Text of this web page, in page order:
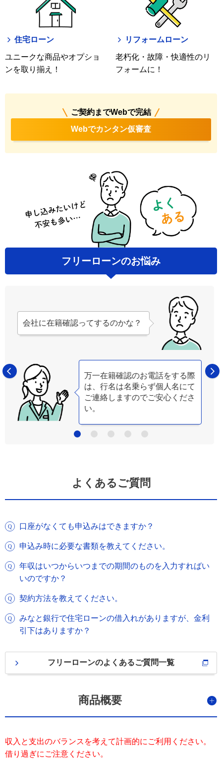
住宅ローン
ユニークな商品やオプショ
ンを取り揃え！
リフォームローン
老朽化・故障・快適性のリ
フォームに！
ご契約までWebで完結
Webでカンタン仮審査
フリーローンのお悩み
会社に在籍確認ってするのかな？
万一在籍確認のお電話をする際
は、行名は名乗らず個人名にて
ご連絡しますのでご安心くださ
い。
よくあるご質問
口座がなくても申込みはできますか？
申込み時に必要な書類を教えてください。
年収はいつからいつまでの期間のものを入力すればい
いのですか？
契約方法を教えてください。
みなと銀行で住宅ローンの借入れがありますが、金利
引下はありますか？
フリーローンのよくあるご質問一覧
商品概要
収入と支出のバランスを考えて計画的にご利用ください。
借り過ぎにご注意ください。